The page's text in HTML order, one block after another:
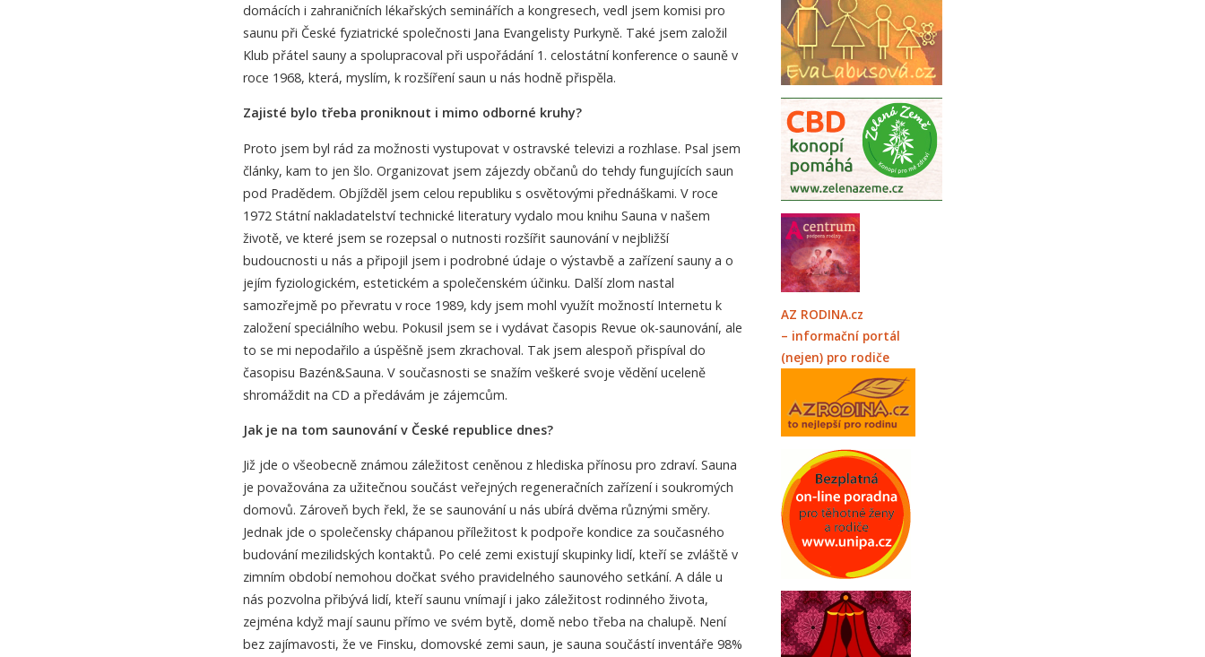
domácích i zahraničních lékařských seminářích a kongresech, vedl jsem komisi pro
saunu při České fyziatrické společnosti Jana Evangelisty Purkyně. Také jsem založil
Klub přátel sauny a spolupracoval při uspořádání 1. celostátní konference o sauně v
roce 1968, která, myslím, k rozšíření saun u nás hodně přispěla.
Zajisté bylo třeba proniknout i mimo odborné kruhy?
Proto jsem byl rád za možnosti vystupovat v ostravské televizi a rozhlase. Psal jsem
články, kam to jen šlo. Organizovat jsem zájezdy občanů do tehdy fungujících saun
pod Pradědem. Objížděl jsem celou republiku s osvětovými přednáškami. V roce
1972 Státní nakladatelství technické literatury vydalo mou knihu Sauna v našem
životě, ve které jsem se rozepsal o nutnosti rozšířit saunování v nejbližší
budoucnosti u nás a připojil jsem i podrobné údaje o výstavbě a zařízení sauny a o
jejím fyziologickém, estetickém a společenském účinku. Další zlom nastal
samozřejmě po převratu v roce 1989, kdy jsem mohl využít možností Internetu k
založení speciálního webu. Pokusil jsem se i vydávat časopis Revue ok-saunování, ale
to se mi nepodařilo a úspěšně jsem zkrachoval. Tak jsem alespoň přispíval do
časopisu Bazén&Sauna. V současnosti se snažím veškeré svoje vědění uceleně
shromáždit na CD a předávám je zájemcům.
Jak je na tom saunování v České republice dnes?
Již jde o všeobecně známou záležitost ceněnou z hlediska přínosu pro zdraví. Sauna
je považována za užitečnou součást veřejných regeneračních zařízení i soukromých
domovů. Zároveň bych řekl, že se saunování u nás ubírá dvěma různými směry.
Jednak jde o společensky chápanou příležitost k podpoře kondice za současného
budování mezilidských kontaktů. Po celé zemi existují skupinky lidí, kteří se zvláště v
zimním období nemohou dočkat svého pravidelného saunového setkání. A dále u
nás pozvolna přibývá lidí, kteří saunu vnímají i jako záležitost rodinného života,
zejména když mají saunu přímo ve svém bytě, domě nebo třeba na chalupě. Není
bez zajímavosti, že ve Finsku, domovské zemi saun, je sauna součástí inventáře 98%
AZ RODINA.cz
– informační portál
(nejen) pro rodiče